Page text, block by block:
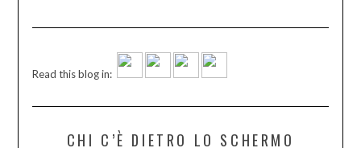
Read this blog in:
CHI C’È DIETRO LO SCHERMO